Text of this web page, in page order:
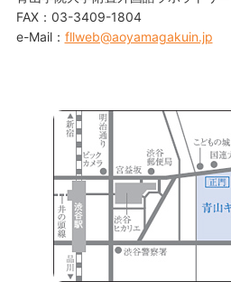
FAX：03-3409-1804
e-Mail： fllweb@aoyamagakuin.jp